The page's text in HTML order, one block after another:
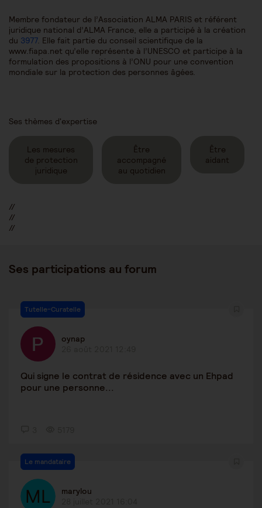
Membre fondateur de l’Association ALMA PARIS et référent
juridique national d’ALMA France, elle a participé à la création
du 3977. Elle fait partie du conseil scientifique de la
www.fiapa.net qu’elle représente à l’UNESCO et participe à la
formulation des propositions à l’ONU pour une convention
mondiale sur la protection des personnes âgées.
Ses thèmes d'expertise
Les mesures
de protection
juridique
Être
accompagné
au quotidien
Être
aidant
//
//
//
Ses participations au forum
Tutelle-Curatelle
oynap
Qui signe le contrat de résidence avec un Ehpad
pour une personne...
Le mandataire
marylou